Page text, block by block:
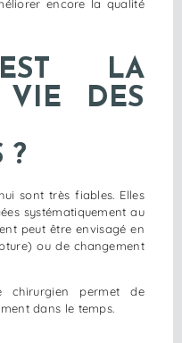
encore la qualité
LA
DES
?
sont très fiables. Elles
systématiquement au
peut être envisagé en
ou de changement
chirurgien permet de
dans le temps.